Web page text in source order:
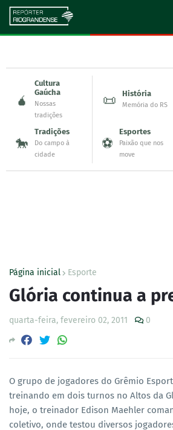
🧉
Cultura
Gaúcha
Nossas
tradições
📜 História
Memória do RS
🐎
Tradições
Do campo à
cidade
⚽
Esportes
Paixão que nos
move
Página inicial Esporte
Glória continua a
quarta-feira, fevereiro 02, 2011 0
O grupo de jogadores do Grêmio
treinando em dois turnos no Altos da
hoje, o treinador Edison Maehler
coletivo, onde testou diversos